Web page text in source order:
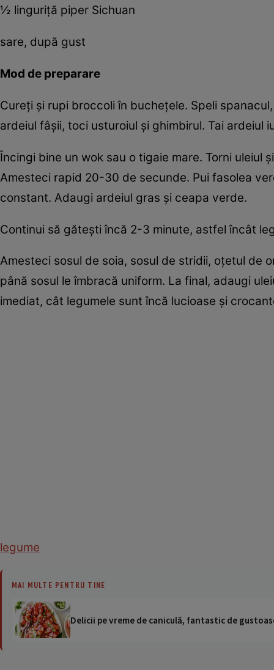
½ linguriță piper Sichuan
sare, după gust
Mod de preparare
Cureți și rupi broccoli în buchețele. Speli
ardeiul fâșii, toci usturoiul și ghimbirul. Tai
Încingi bine un wok sau o tigaie mare. Torni uleiul
Amesteci rapid 20-30 de secunde. Pui fasolea
constant. Adaugi ardeiul gras și ceapa verde.
Continui să gătești încă 2-3 minute, astfel încât
Amesteci sosul de soia, sosul de stridii, oțetul de
până sosul le îmbracă uniform. La final, adaugi
imediat, cât legumele sunt încă lucioase și
legume
MAI MULTE PENTRU TINE
Delicii pe vreme de caniculă, fantastic de